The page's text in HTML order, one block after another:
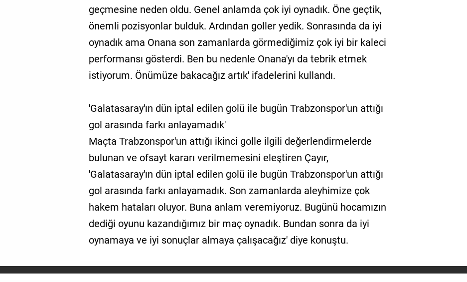
geçmesine neden oldu. Genel anlamda çok iyi oynadık. Öne geçtik,
önemli pozisyonlar bulduk. Ardından goller yedik. Sonrasında da iyi
oynadık ama Onana son zamanlarda görmediğimiz çok iyi bir kaleci
performansı gösterdi. Ben bu nedenle Onana'yı da tebrik etmek
istiyorum. Önümüze bakacağız artık' ifadelerini kullandı.
'Galatasaray'ın dün iptal edilen golü ile bugün Trabzonspor'un attığı
gol arasında farkı anlayamadık'
Maçta Trabzonspor'un attığı ikinci golle ilgili değerlendirmelerde
bulunan ve ofsayt kararı verilmemesini eleştiren Çayır,
'Galatasaray'ın dün iptal edilen golü ile bugün Trabzonspor'un attığı
gol arasında farkı anlayamadık. Son zamanlarda aleyhimize çok
hakem hataları oluyor. Buna anlam veremiyoruz. Bugünü hocamızın
dediği oyunu kazandığımız bir maç oynadık. Bundan sonra da iyi
oynamaya ve iyi sonuçlar almaya çalışacağız' diye konuştu.